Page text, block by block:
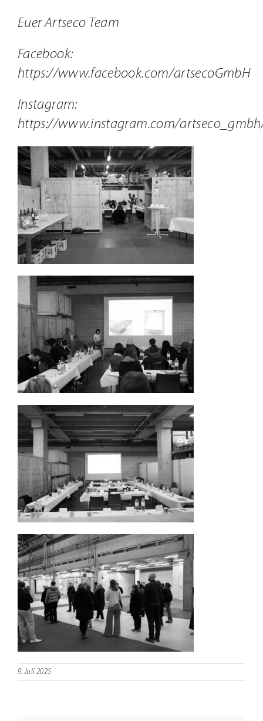
Euer Artseco Team
Facebook:
https://www.facebook.com/artsecoGmbH
Instagram:
https://www.instagram.com/
9. Juli 2025